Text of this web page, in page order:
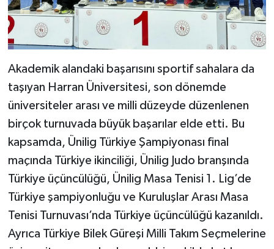
Akademik alandaki başarısını sportif sahalara da
taşıyan Harran Üniversitesi, son dönemde
üniversiteler arası ve milli düzeyde düzenlenen
birçok turnuvada büyük başarılar elde etti. Bu
kapsamda, Ünilig Türkiye Şampiyonası final
maçında Türkiye ikinciliği, Ünilig Judo branşında
Türkiye üçüncülüğü, Ünilig Masa Tenisi 1. Lig’de
Türkiye şampiyonluğu ve Kuruluşlar Arası Masa
Tenisi Turnuvası’nda Türkiye üçüncülüğü kazanıldı.
Ayrıca Türkiye Bilek Güreşi Milli Takım Seçmelerine